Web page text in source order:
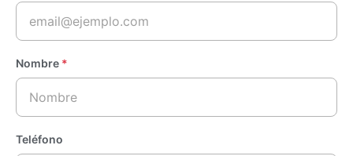
Nombre *
Teléfono